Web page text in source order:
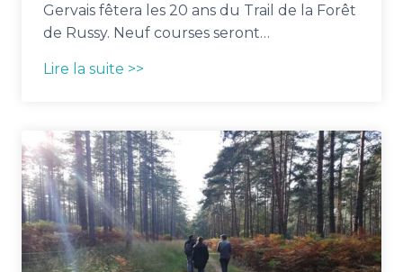
Gervais fêtera les 20 ans du Trail de la Forêt
de Russy. Neuf courses seront…
Lire la suite >>